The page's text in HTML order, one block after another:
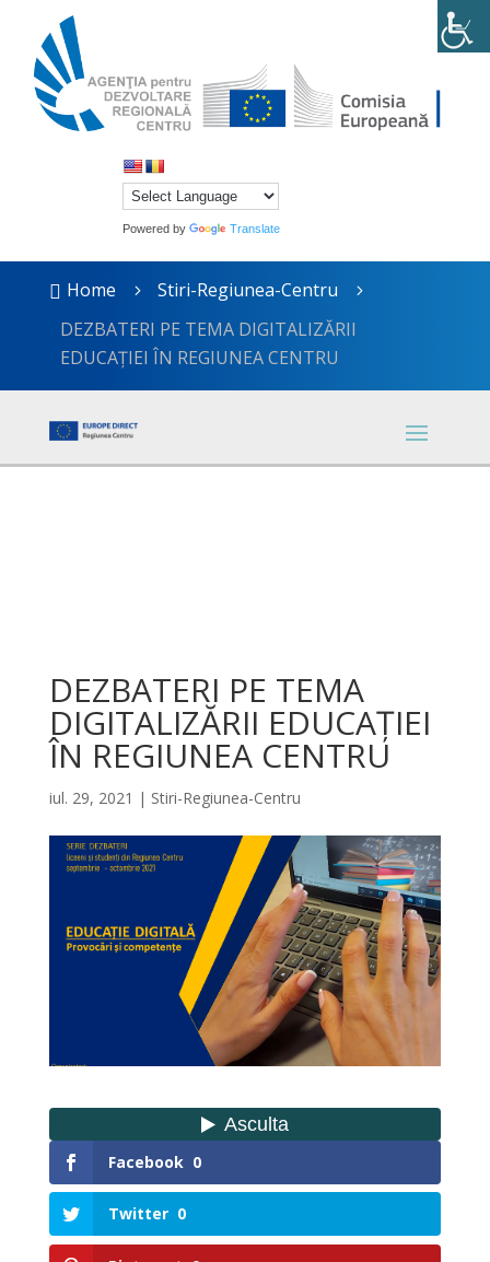
Powered by Translate
 Home 5 Stiri-Regiunea-Centru 5
DEZBATERI PE TEMA DIGITALIZĂRII
EDUCAȚIEI ÎN REGIUNEA CENTRU
DEZBATERI PE TEMA
DIGITALIZĂRII EDUCAȚIEI
ÎN REGIUNEA CENTRU
iul. 29, 2021 | Stiri-Regiunea-Centru
Facebook 0
Twitter 0